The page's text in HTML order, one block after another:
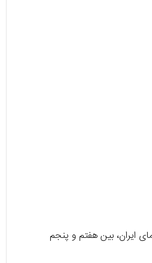
ایران، بین هفتم و پنجم